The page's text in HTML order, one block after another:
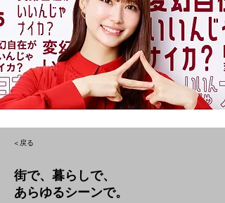
< 戻る
街で、暮らしで、
あらゆるシーンで。